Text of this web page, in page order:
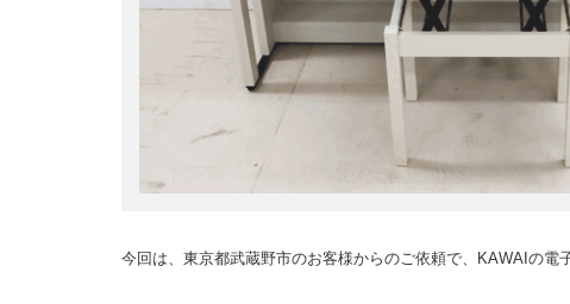
今回は、東京都武蔵野市のお客様からのご依頼で、KAWAIの電